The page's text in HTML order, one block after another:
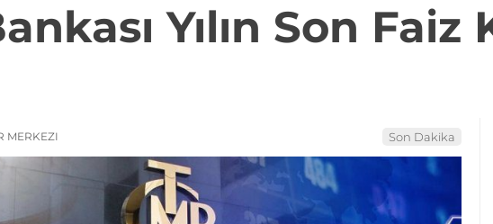
Yılın Son Faiz
MERKEZI Son Dakika